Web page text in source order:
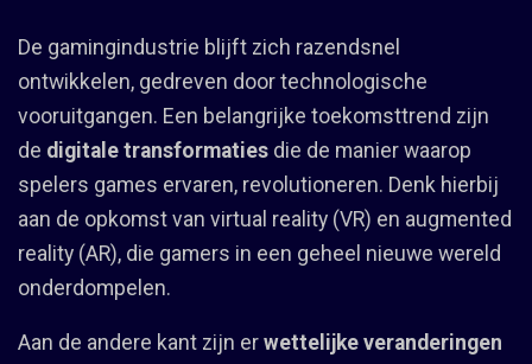
De gamingindustrie blijft zich razendsnel
ontwikkelen, gedreven door technologische
vooruitgangen. Een belangrijke toekomsttrend zijn
de digitale transformaties die de manier waarop
spelers games ervaren, revolutioneren. Denk hierbij
aan de opkomst van virtual reality (VR) en augmented
reality (AR), die gamers in een geheel nieuwe wereld
onderdompelen.
Aan de andere kant zijn er wettelijke veranderingen